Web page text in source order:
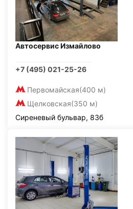
Автосервис Измайлово
+7 (495) 021-25-26
Первомайская(400 м)
Щелковская(350 м)
Сиреневый бульвар, 83б